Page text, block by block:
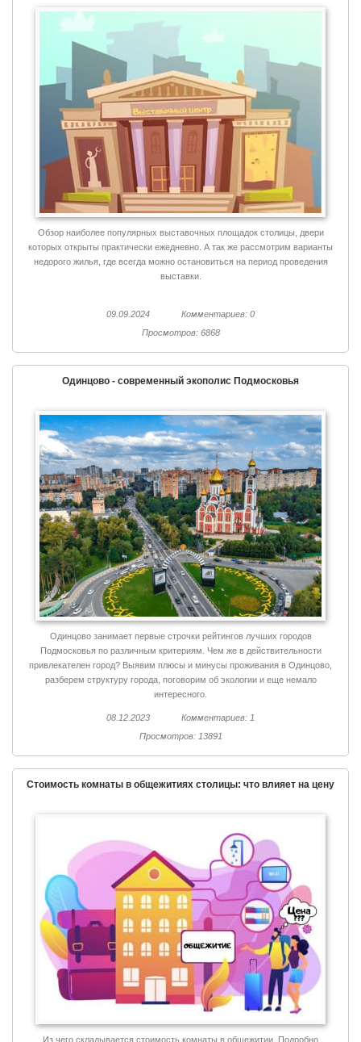
Обзор наиболее популярных выставочных площадок столицы, двери
которых открыты практически ежедневно. А так же рассмотрим варианты
недорого жилья, где всегда можно остановиться на период проведения
выставки.
09.09.2024
Комментариев: 0
Просмотров: 6868
Одинцово - современный экополис Подмосковья
Одинцово занимает первые строчки рейтингов лучших городов
Подмосковья по различным критериям. Чем же в действительности
привлекателен город? Выявим плюсы и минусы проживания в Одинцово,
разберем структуру города, поговорим об экологии и еще немало
интересного.
08.12.2023
Комментариев: 1
Просмотров: 13891
Стоимость комнаты в общежитиях столицы: что влияет на цену
Из чего складывается стоимость комнаты в общежитии. Подробно